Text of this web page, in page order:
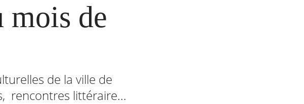
de
de la ville de
rencontres littéraire...